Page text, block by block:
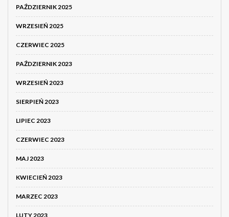
PAŹDZIERNIK 2025
WRZESIEŃ 2025
CZERWIEC 2025
PAŹDZIERNIK 2023
WRZESIEŃ 2023
SIERPIEŃ 2023
LIPIEC 2023
CZERWIEC 2023
MAJ 2023
KWIECIEŃ 2023
MARZEC 2023
LUTY 2023